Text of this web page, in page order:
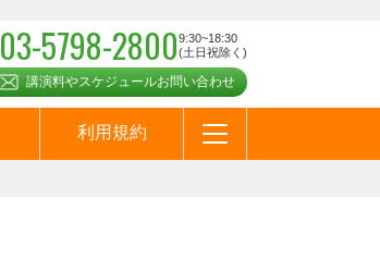
03-5798-28009:30~18:30
(土日祝除く)
講演料やスケジュールお問い合わせ
利用規約